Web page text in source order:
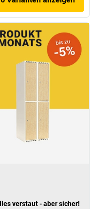
verstaut - aber sicher!